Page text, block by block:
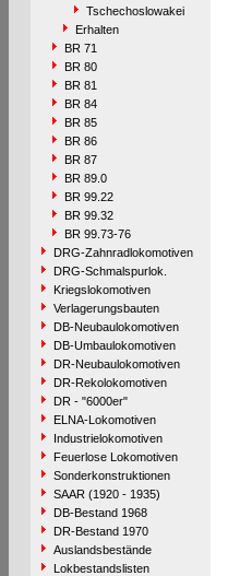
Tschechoslowakei
Erhalten
BR 71
BR 80
BR 81
BR 84
BR 85
BR 86
BR 87
BR 89.0
BR 99.22
BR 99.32
BR 99.73-76
DRG-Zahnradlokomotiven
DRG-Schmalspurlok.
Kriegslokomotiven
Verlagerungsbauten
DB-Neubaulokomotiven
DB-Umbaulokomotiven
DR-Neubaulokomotiven
DR-Rekolokomotiven
DR - "6000er"
ELNA-Lokomotiven
Industrielokomotiven
Feuerlose Lokomotiven
Sonderkonstruktionen
SAAR (1920 - 1935)
DB-Bestand 1968
DR-Bestand 1970
Auslandsbestände
Lokbestandslisten